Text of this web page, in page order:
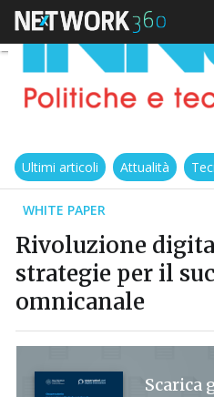
Ultimi articoli Attualità
WHITE PAPER
Rivoluzione
strategie per il
omnicanale
Scarica